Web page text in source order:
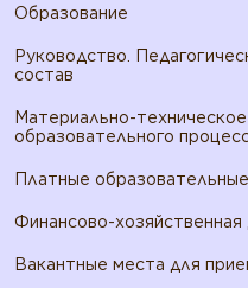
Образование
Руководство.
состав
Материально-
образовательного
Платные образовательные
Финансово-хозяйственная
Вакантные места для